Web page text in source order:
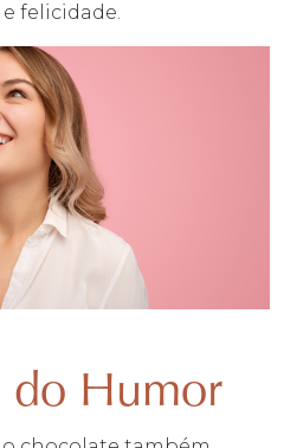
felicidade.
do Humor